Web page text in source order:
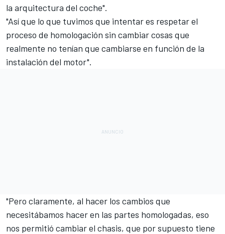
la arquitectura del coche".
"Así que lo que tuvimos que intentar es respetar el
proceso de homologación sin cambiar cosas que
realmente no tenían que cambiarse en función de la
instalación del motor".
"Pero claramente, al hacer los cambios que
necesitábamos hacer en las partes homologadas, eso
nos permitió cambiar el chasis, que por supuesto tiene